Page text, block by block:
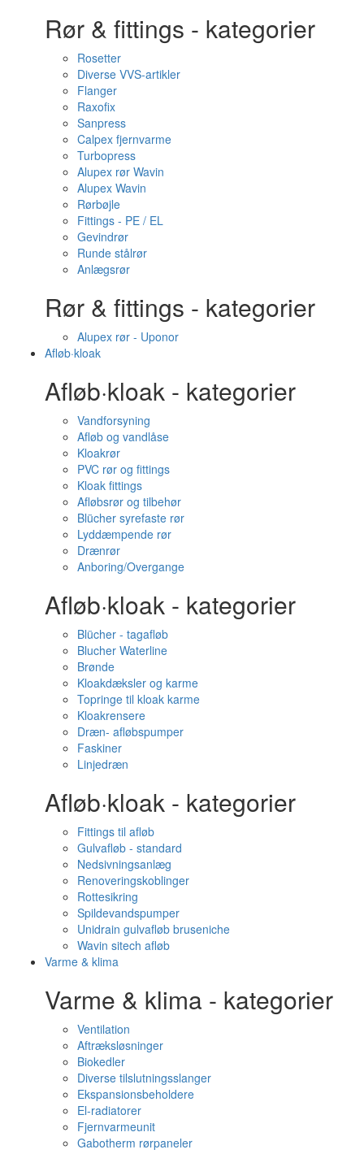
Rør & fittings - kategorier
Rosetter
Diverse VVS-artikler
Flanger
Raxofix
Sanpress
Calpex fjernvarme
Turbopress
Alupex rør Wavin
Alupex Wavin
Rørbøjle
Fittings - PE / EL
Gevindrør
Runde stålrør
Anlægsrør
Rør & fittings - kategorier
Alupex rør - Uponor
Afløb·kloak
Afløb·kloak - kategorier
Vandforsyning
Afløb og vandlåse
Kloakrør
PVC rør og fittings
Kloak fittings
Afløbsrør og tilbehør
Blücher syrefaste rør
Lyddæmpende rør
Drænrør
Anboring/Overgange
Afløb·kloak - kategorier
Blücher - tagafløb
Blucher Waterline
Brønde
Kloakdæksler og karme
Topringe til kloak karme
Kloakrensere
Dræn- afløbspumper
Faskiner
Linjedræn
Afløb·kloak - kategorier
Fittings til afløb
Gulvafløb - standard
Nedsivningsanlæg
Renoveringskoblinger
Rottesikring
Spildevandspumper
Unidrain gulvafløb bruseniche
Wavin sitech afløb
Varme & klima
Varme & klima - kategorier
Ventilation
Aftræksløsninger
Biokedler
Diverse tilslutningsslanger
Ekspansionsbeholdere
El-radiatorer
Fjernvarmeunit
Gabotherm rørpaneler